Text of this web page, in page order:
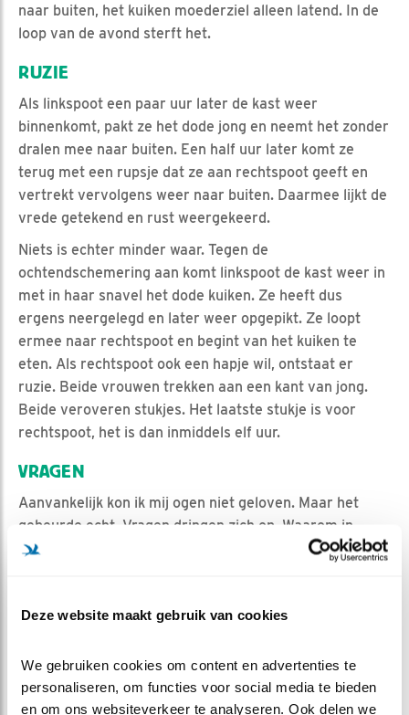
Deze website maakt gebruik van cookies
We gebruiken cookies om content en advertenties te
personaliseren, om functies voor social media te bieden
en om ons websiteverkeer te analyseren. Ook delen we
naar buiten, het kuiken moederziel alleen latend. In de
loop van de avond sterft het.
RUZIE
Als linkspoot een paar uur later de kast weer
binnenkomt, pakt ze het dode jong en neemt het zonder
dralen mee naar buiten. Een half uur later komt ze
terug met een rupsje dat ze aan rechtspoot geeft en
vertrekt vervolgens weer naar buiten. Daarmee lijkt de
vrede getekend en rust weergekeerd.
Niets is echter minder waar. Tegen de
ochtendschemering aan komt linkspoot de kast weer in
met in haar snavel het dode kuiken. Ze heeft dus
ergens neergelegd en later weer opgepikt. Ze loopt
ermee naar rechtspoot en begint van het kuiken te
eten. Als rechtspoot ook een hapje wil, ontstaat er
ruzie. Beide vrouwen trekken aan een kant van jong.
Beide veroveren stukjes. Het laatste stukje is voor
rechtspoot, het is dan inmiddels elf uur.
VRAGEN
Aanvankelijk kon ik mij ogen niet geloven. Maar het
gebeurde echt. Vragen dringen zich op. Waarom in
vredesnaam doet linkspoot dit? Is het instinct,
waarom komt linkspoot terug met het dode kuiken en
jong tot voedsel is gereduceerd en verspilling zonde is?
Maar waarom eet ze het dan niet buiten in haar eentje
op? Of is het een soort ritueel, een gezamenlijk